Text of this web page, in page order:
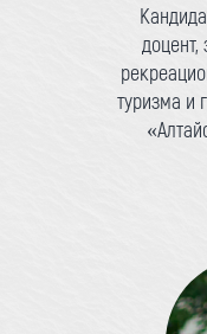
туризма и